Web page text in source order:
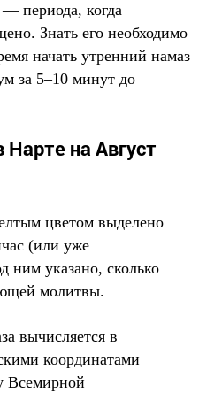
периода, когда
Знать его необходимо
начать утренний намаз
за 5–10 минут до
на Август
цветом выделено
(или уже
ним указано, сколько
молитвы.
вычисляется в
координатами
Всемирной